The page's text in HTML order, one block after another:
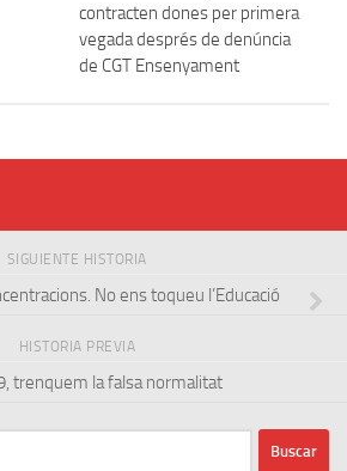
contracten dones per primera
vegada després de denúncia
de CGT Ensenyament
SIGUIENTE HISTORIA
No ens toqueu l’Educació
HISTORIA PREVIA
trenquem la falsa normalitat